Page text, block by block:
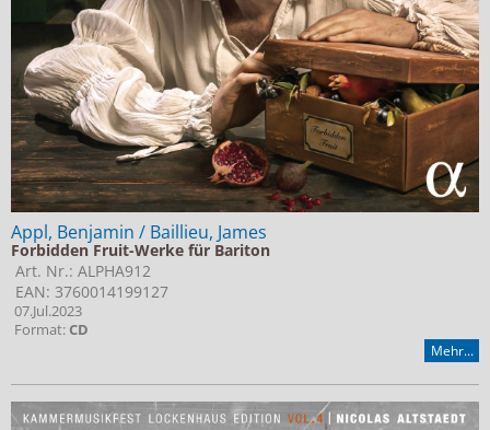
Appl, Benjamin / Baillieu, James
Forbidden Fruit-Werke für Bariton
Art. Nr.: ALPHA912
EAN: 3760014199127
07.Jul.2023
Format:CD
Mehr...